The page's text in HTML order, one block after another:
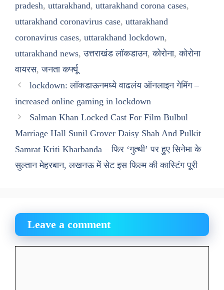
pradesh, uttarakhand, uttarakhand corona cases,
uttarakhand coronavirus case, uttarakhand
coronavirus cases, uttarakhand lockdown,
uttarakhand news,उत्तराखंड लॉकडाउन,कोरोना,कोरोना
वायरस,जनता कर्फ्यू
lockdown: लॉकडाऊनमध्ये वाढलंय ऑनलाइन गेमिंग –
increased online gaming in lockdown
Salman Khan Locked Cast For Film Bulbul
Marriage Hall Sunil Grover Daisy Shah And Pulkit
Samrat Kriti Kharbanda – फिर ‘गुत्थी’ पर हुए सिनेमा के
सुल्तान मेहरबान, लखनऊ में सेट इस फिल्म की कास्टिंग पूरी
Leave a comment